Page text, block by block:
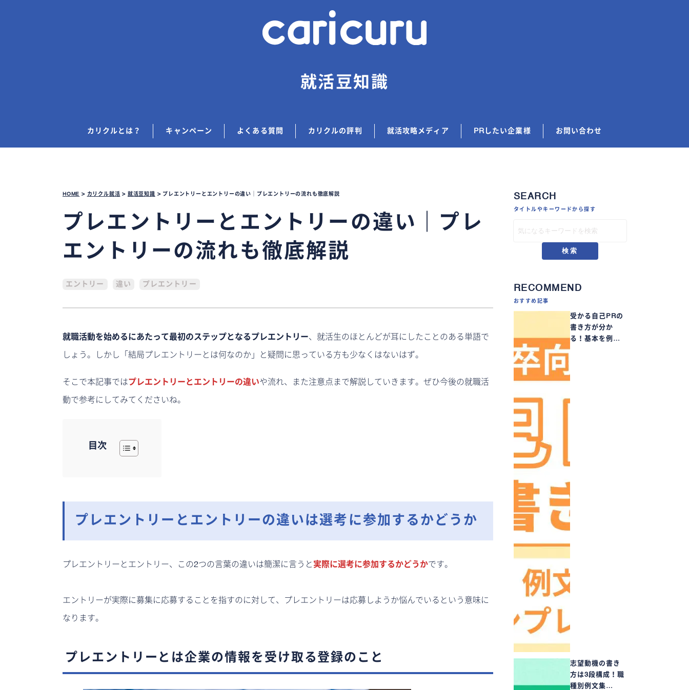
就活豆知識
カリクルとは？ キャンペーン よくある質問 カリクルの評判 就活攻略メディア PRしたい企業様 お問い合わせ
HOME > カリクル就活 > 就活豆知識 > プレエントリーとエントリーの違い｜プレエントリーの流れも徹底解説
プレエントリーとエントリーの違い｜プレ
エントリーの流れも徹底解説
エントリー 違い プレエントリー
就職活動を始めるにあたって最初のステップとなるプレエントリー、就活生のほとんどが耳にしたことのある単語で
しょう。しかし「結局プレエントリーとは何なのか」と疑問に思っている方も少なくはないはず。
そこで本記事ではプレエントリーとエントリーの違いや流れ、また注意点まで解説していきます。ぜひ今後の就職活
動で参考にしてみてくださいね。
目次
プレエントリーとエントリーの違いは選考に参加するかどうか
プレエントリーとエントリー、この2つの言葉の違いは簡潔に言うと 実際に選考に参加するかどうかです。
エントリーが実際に募集に応募することを指すのに対して、プレエントリーは応募しようか悩んでいるという意味に
なります。
プレエントリーとは企業の情報を受け取る登録のこと
SEARCH
タイトルやキーワードから探す
検索
RECOMMEND
おすすめ記事
受かる自己PRの
書き方が分か
る！基本を例…
志望動機の書き
方は3段構成！職
種別例文集…